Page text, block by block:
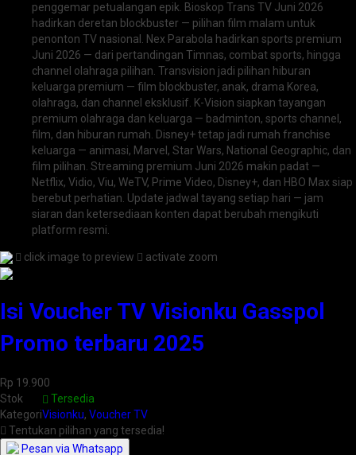
penggemar petualangan epik. Bioskop Trans TV Juni 2026
hadirkan deretan blockbuster — pilihan film malam untuk
penonton TV nasional. Nex Parabola hadirkan sports premium
Juni 2026 — dari pertandingan Timnas, combat sports, hingga
channel olahraga pilihan. Transvision jadi pilihan hiburan
keluarga premium — film blockbuster, anak, drama Korea,
olahraga, dan channel eksklusif. K-Vision siapkan tayangan
premium olahraga dan keluarga — badminton, sports channel,
film, dan hiburan rumah. Disney+ tetap jadi rumah franchise
keluarga — animasi, Marvel, Star Wars, National Geographic, dan
film pilihan. Streaming premium Juni 2026 makin padat —
Netflix, Vidio, Viu, WeTV, Prime Video, Disney+, dan HBO Max siap
berebut perhatian. Update jadwal tayang setiap hari — jam
siaran dan ketersediaan konten dapat berubah mengikuti
platform resmi.
click image to preview activate zoom
Isi Voucher TV Visionku Gasspol
Promo terbaru 2025
Rp 19.900
Stok
Tersedia
KategoriVisionku, Voucher TV
Tentukan pilihan yang tersedia!
Pesan via Whatsapp